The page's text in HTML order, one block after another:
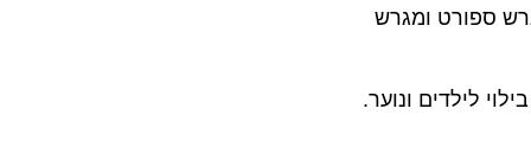
ספורט ומגרש
לילדים ונוער.